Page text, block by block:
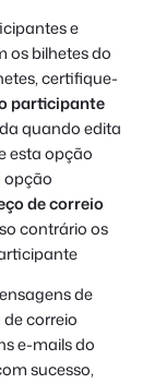
e
os bilhetes do
certifique-
participante
quando edita
esta opção
opção
de correio
contrário os
de
correio
e-mails do
sucesso,